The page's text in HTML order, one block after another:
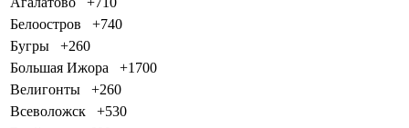
Белоостров
+740
Бугры
+260
Большая Ижора
+1700
Велигонты
+260
Всеволожск
+530